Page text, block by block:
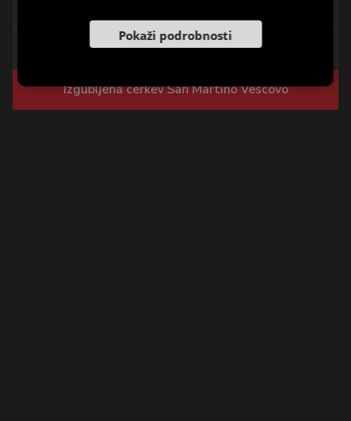
Vaška cerkvica San Marco
Izgubljena cerkev San Martino Vescovo
Pokaži podrobnosti